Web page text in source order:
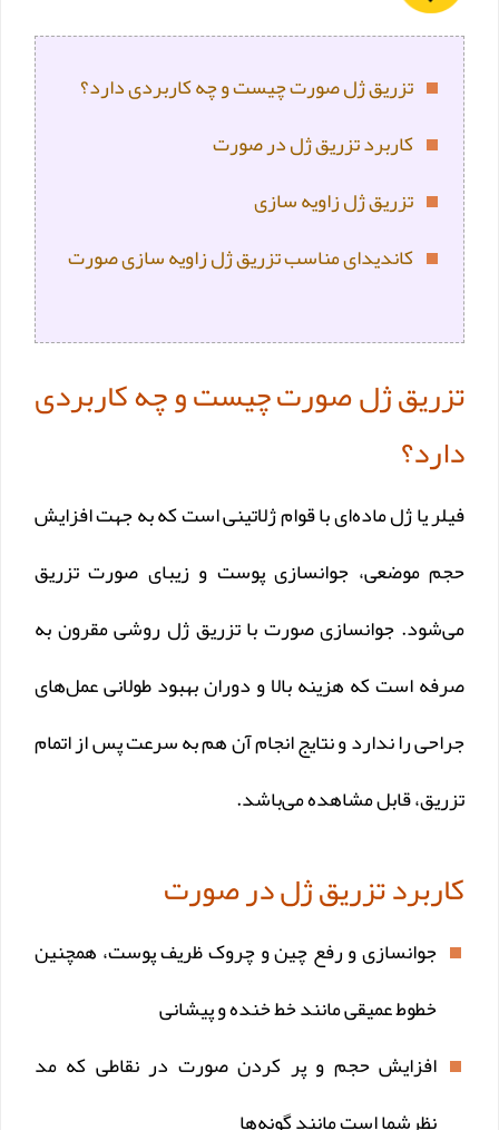
تزریق ژل صورت چیست و چه کاربردی دارد؟
کاربرد تزریق ژل در صورت
تزریق ژل زاویه سازی
کاندیدای مناسب تزریق ژل زاویه سازی صورت
تزریق ژل صورت چیست و چه کاربردی
دارد؟
فیلر یا ژل ماده‌ای با قوام ژلاتینی است که به جهت افزایش
حجم موضعی، جوانسازی پوست و زیبای صورت تزریق
می‌شود. جوانسازی صورت با تزریق ژل روشی مقرون به
صرفه است که هزینه بالا و دوران بهبود طولانی عمل‌های
جراحی را ندارد و نتایج انجام آن هم به سرعت پس از اتمام
تزریق، قابل مشاهده می‌باشد.
کاربرد تزریق ژل در صورت
جوانسازی و رفع چین و چروک ظریف پوست، همچنین
خطوط عمیقی مانند خط خنده و پیشانی
افزایش حجم و پر کردن صورت در نقاطی که مد